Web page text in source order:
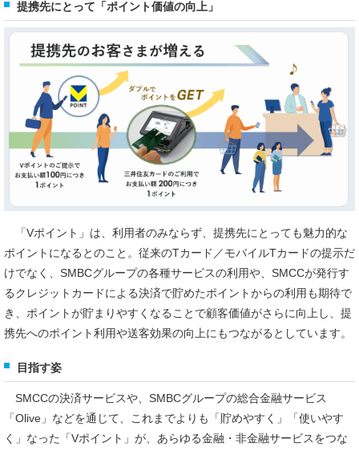
提携先にとって「ポイント価値の向上」
「Vポイント」は、利用者のみならず、提携先にとっても魅力的な
ポイントになるとのこと。従来のTカード／モバイルTカードの提示だ
けでなく、SMBCグループの各種サービスの利用や、SMCCが発行す
るクレジットカードによる決済で貯めたポイントからの利用も期待で
き、ポイントが貯まりやすくなることで顧客価値がさらに向上し、提
携先へのポイント利用や送客効果の向上にもつながるとしています。
目指す姿
SMCCの決済サービスや、SMBCグループの総合金融サービス
「Olive」などを通じて、これまでよりも「貯めやすく」「使いやす
く」なった「Vポイント」が、あらゆる金融・非金融サービスをつな